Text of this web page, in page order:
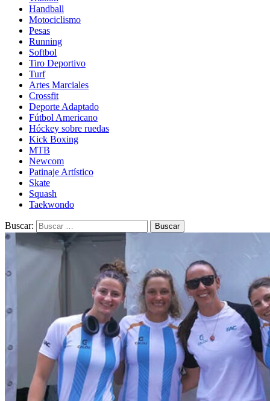
Handball
Motociclismo
Pesas
Running
Softbol
Tiro Deportivo
Turf
Artes Marciales
Crossfit
Deporte Adaptado
Fútbol Americano
Hóckey sobre ruedas
Kick Boxing
MTB
Newcom
Patinaje Artístico
Skate
Squash
Taekwondo
Buscar: